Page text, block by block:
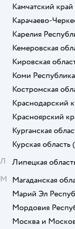
Камчатский край
Карачаево-
Карелия
Кемеровская
Кировская
Коми Республика
Костромская
Краснодарский
Красноярский
Курганская
Курская область
Л
Липецкая
М Магаданская
Марий Эл
Мордовия
Москва и